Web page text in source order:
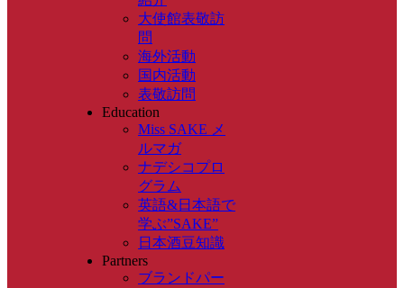
大使館表敬訪
問
海外活動
国内活動
表敬訪問
Education
Miss SAKE メ
ルマガ
ナデシコプロ
グラム
英語&日本語で
学ぶ”SAKE”
日本酒豆知識
Partners
ブランドパー